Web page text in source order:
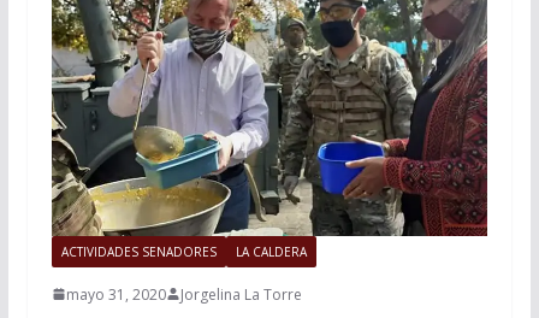
ACTIVIDADES SENADORES LA CALDERA
mayo 31, 2020 Jorgelina La Torre